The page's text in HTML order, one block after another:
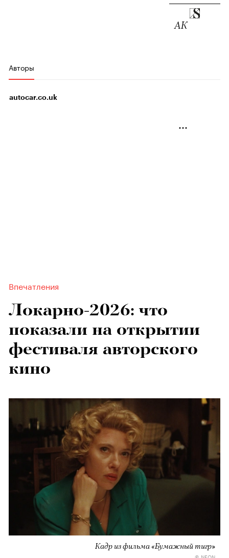
АК
Авторы
autocar.co.uk
Впечатления
Локарно-2026: что
показали на открытии
фестиваля авторского
кино
Кадр из фильма «Бумажный тигр»
© NEON